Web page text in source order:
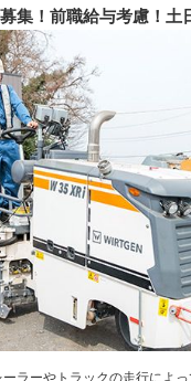
集！前職給与考慮！土
ーラーやトラックの走行によ